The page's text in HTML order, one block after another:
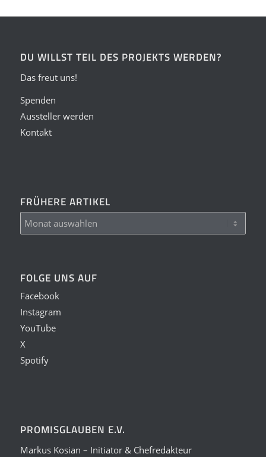
DU WILLST TEIL DES PROJEKTS WERDEN?
Das freut uns!
Spenden
Aussteller werden
Kontakt
FRÜHERE ARTIKEL
FOLGE UNS AUF
Facebook
Instagram
YouTube
X
Spotify
PROMISGLAUBEN E.V.
Markus Kosian – Initiator & Chefredakteur